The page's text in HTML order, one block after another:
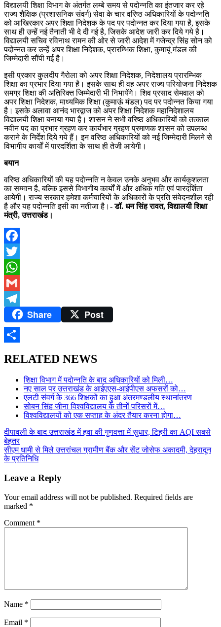
विद्यालयी शिक्षा विभाग के अंतर्गत लम्बे समय से पदोन्नति का इंतजार कर रहे
राज्य शैक्षिक (प्रशासनिक संवर्ग) सेवा के चार वरिष्ठ अधिकारियों के पदोन्नति
को आखिरकार अपर शिक्षा निदेशक के पद पर पदोन्नत कर दिया गया है, इसके
साथ ही उन्हें नई तैनाती भी दे दी गई है, जिसके आदेश जारी कर दिये गये है।
विद्यालयी सचिव रविनाथ रामन की ओर से जारी आदेश में गजेन्द्र सिंह सोन को
पदोन्नत कर उन्हें अपर शिक्षा निदेशक, प्रारम्भिक शिक्षा, कुमायूं मंडल की
जिम्मेदारी सौंपी गई है।
इसी प्रकार कुलदीप गैरोला को अपर शिक्षा निदेशक, निदेशालय प्रारम्भिक
शिक्षा का प्रभार दिया गया है। इसके साथ ही वह अपर राज्य परियोजना निदेशक
समग्र शिक्षा की अतिरिक्त जिम्मेदारी भी निभायेंगे। शिव प्रसाद सेमवाल को
अपर शिक्षा निदेशक, माध्यमिक शिक्षा (कुमाऊं मंडल) पद पर पदोन्नत किया गया
है। इसके अलावा आनंद भारद्वाज को अपर शिक्षा निदेशक महानिदेशालय
विद्यालयी शिक्षा बनाया गया है। शासन ने सभी वरिष्ठ अधिकारियों को तत्काल
नवीन पद का प्रभार ग्रहण कर कार्यभार ग्रहण प्रमाणक शासन को उपलब्ध
कराने के निर्देश दिये गये हैं। इन वरिष्ठ अधिकारियों को नई जिम्मेदारी मिलने से
विभागीय कार्यों में पारदर्शिता के साथ ही तेजी आयेगी।
बयान
वरिष्ठ अधिकारियों की यह पदोन्नति न केवल उनके अनुभव और कार्यकुशलता
का सम्मान है, बल्कि इससे विभागीय कार्यों में और अधिक गति एवं पारदर्शिता
आयेगी। राज्य सरकार हमेशा कर्मचारियों के अधिकारों के प्रति संवेदनशील रही
है और यह पदोन्नति इसी का नतीजा है।-डॉ. धन सिंह रावत, विद्यालयी शिक्षा
मंत्री, उत्तराखंड।
Facebook
Twitter
WhatsApp
Gmail
TelegramShare Post
RELATED NEWS
शिक्षा विभाग में पदोन्नति के बाद अधिकारियों को मिली…
नए साल पर उत्तराखंड के आईएएस-आईपीएस अफसरों को…
एलटी संवर्ग के 366 शिक्षकों का हुआ अंतरमण्डलीय स्थानांतरण
सोबन सिंह जीना विश्वविद्यालय के तीनों परिसरों में…
विश्वविद्यालयों को एक सप्ताह के अंदर तैयार करना होगा…
Post
navigation
दीपावली के बाद उत्तराखंड में हवा की गुणवत्ता में सुधार, टिहरी का AQI सबसे
बेहतर
सीएम धामी से मिले उत्तरांचल ग्रामीण बैंक और सेंट जोसेफ अकादमी, देहरादून
के प्रतिनिधि
Leave a Reply
Your email address will not be published. Required fields are
marked *
Comment *
Name *
Email *